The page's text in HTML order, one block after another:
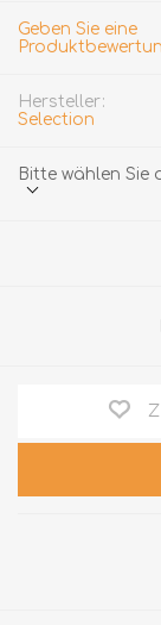
Geben Sie eine
Hersteller:
Selection
Bitte wählen Sie